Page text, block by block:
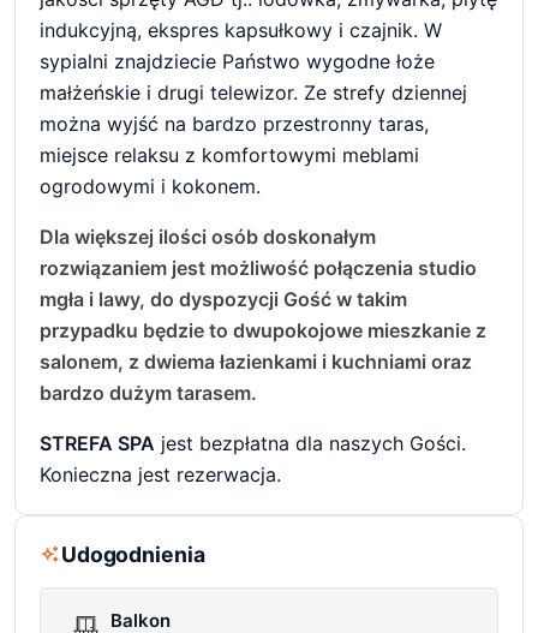
indukcyjną, ekspres kapsułkowy i czajnik. W
sypialni znajdziecie Państwo wygodne łoże
małżeńskie i drugi telewizor. Ze strefy dziennej
można wyjść na bardzo przestronny taras,
miejsce relaksu z komfortowymi meblami
ogrodowymi i kokonem.
Dla większej ilości osób doskonałym
rozwiązaniem jest możliwość połączenia studio
mgła i lawy, do dyspozycji Gość w takim
przypadku będzie to dwupokojowe mieszkanie z
salonem, z dwiema łazienkami i kuchniami oraz
bardzo dużym tarasem.
STREFA SPA jest bezpłatna dla naszych Gości.
Konieczna jest rezerwacja.
Udogodnienia
Balkon